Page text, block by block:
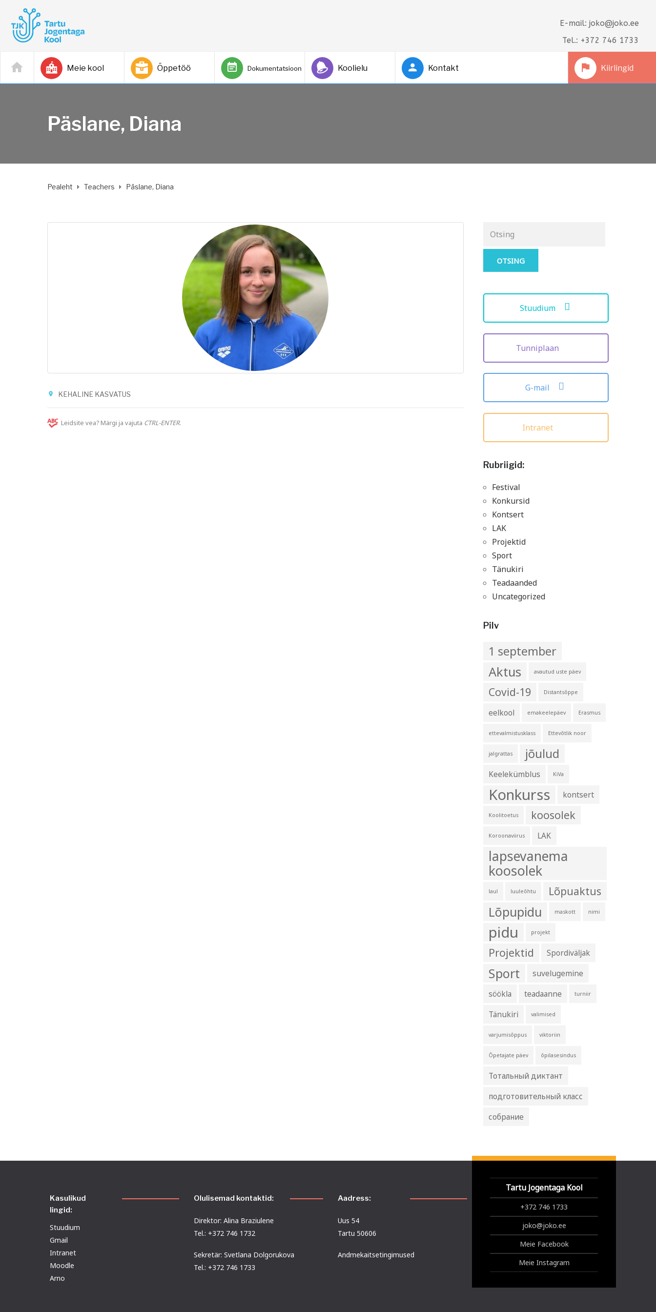
E-mail: joko@joko.ee
Tel.: +372 746 1733
Meie kool Õppetöö Dokumentatsioon Koolielu Kontakt Kiirlingid
Päslane, Diana
Pealeht Teachers Päslane, Diana
KEHALINE KASVATUS
Leidsite vea? Märgi ja vajuta CTRL-ENTER.
for:
Stuudium
Tunniplaan
G-mail
Intranet
Rubriigid:
Festival
Konkursid
Kontsert
LAK
Projektid
Sport
Tänukiri
Teadaanded
Uncategorized
Pilv
1 september
Aktus avautud uste päev
Covid-19 Distantsõppe
eelkool emakeelepäev Erasmus
ettevalmistusklass Ettevõtlik noor
jalgrattas jõulud
Keelekümblus KiVa
Konkurss kontsert
Koolitoetus koosolek
Koroonaviirus LAK
lapsevanema
koosolek
laul luuleõhtu Lõpuaktus
Lõpupidu maskott nimi
pidu projekt
Projektid Spordiväljak
Sport
suvelugemine
söökla
teadaanne turniir
Tänukiri valimised
varjumisõppus viktoriin
Õpetajate päev õpilasesindus
Тотальный диктант
подготовительный класс
собрание
Kasulikud
lingid:
Stuudium
Gmail
Intranet
Moodle
Arno
Olulisemad kontaktid:
Direktor: Alina Braziulene
Tel.: +372 746 1732
Sekretär: Svetlana Dolgorukova
Tel.: +372 746 1733
Aadress:
Uus 54
Tartu 50606
Andmekaitsetingimused
Tartu Jogentaga Kool
+372 746 1733
joko@joko.ee
Meie Facebook
Meie Instagram